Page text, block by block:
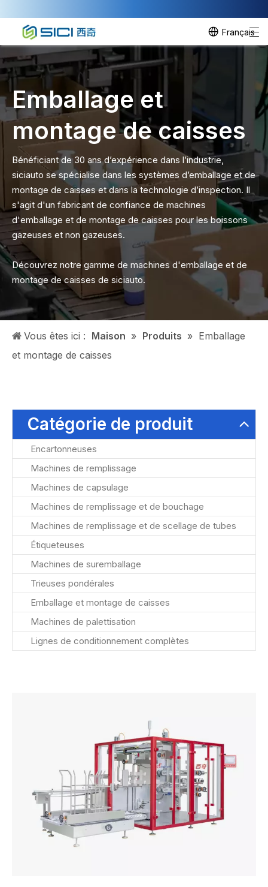
Français
Emballage et
montage de caisses
Bénéficiant de 30 ans d’expérience dans l’industrie,
siciauto se spécialise dans les systèmes d’emballage et de
montage de caisses et dans la technologie d’inspection. Il
s'agit d'un fabricant de confiance de machines
d'emballage et de montage de caisses pour les boissons
gazeuses et non gazeuses.
Découvrez notre gamme de machines d'emballage et de
montage de caisses de siciauto.
Vous êtes ici : Maison » Produits » Emballage
et montage de caisses
Catégorie de produit
Encartonneuses
Machines de remplissage
Machines de capsulage
Machines de remplissage et de bouchage
Machines de remplissage et de scellage de tubes
Étiqueteuses
Machines de suremballage
Trieuses pondérales
Emballage et montage de caisses
Machines de palettisation
Lignes de conditionnement complètes